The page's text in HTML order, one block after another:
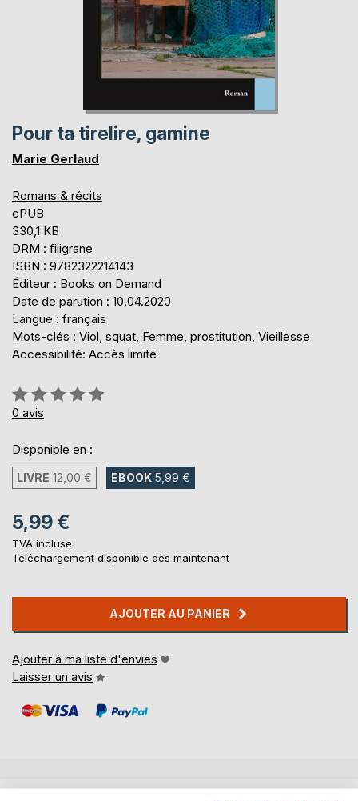
Pour ta tirelire, gamine
Marie Gerlaud
Romans & récits
ePUB
330,1 KB
DRM : filigrane
ISBN : 9782322214143
Éditeur : Books on Demand
Date de parution : 10.04.2020
Langue : français
Mots-clés : Viol, squat, Femme, prostitution, Vieillesse
Accessibilité: Accès limité
Évaluation:
0%
0 avis
Disponible en :
LIVRE 12,00 € EBOOK 5,99 €
5,99 €
TVA incluse
Téléchargement disponible dès maintenant
AJOUTER AU PANIER
Ajouter à ma liste d'envies
Laisser un avis